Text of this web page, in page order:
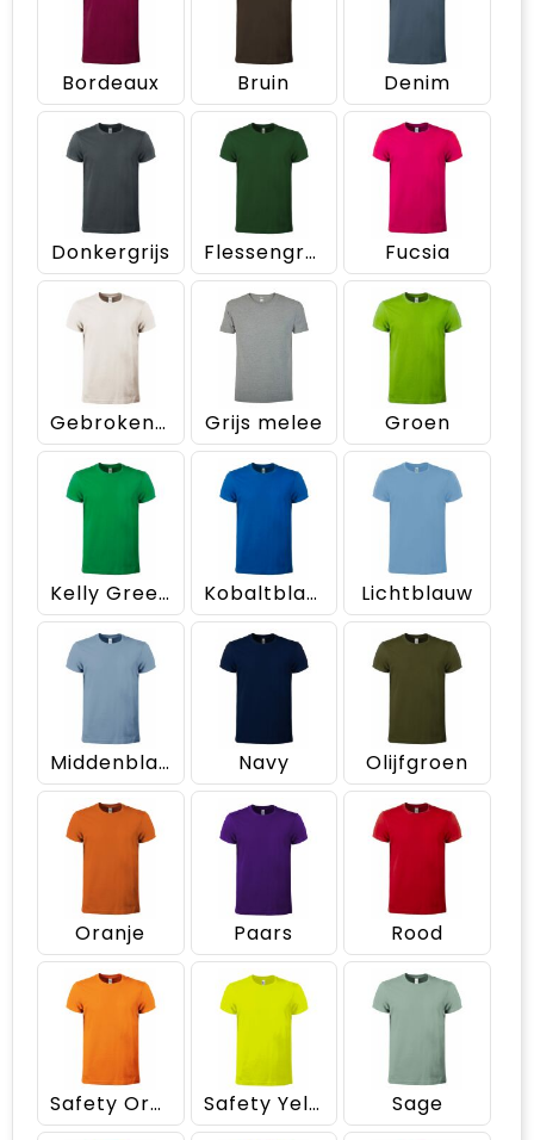
Bordeaux Bruin Denim
Donkergrijs Flessengroen Fucsia
Gebroken wit Grijs melee Groen
Kelly Green Kobaltblauw Lichtblauw
Middenblauw Navy Olijfgroen
Oranje Paars Rood
Safety Orange Safety Yellow Sage